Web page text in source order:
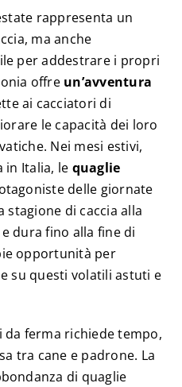
rappresenta un
ma anche
per addestrare i propri
offre un’avventura
ai cacciatori di
le capacità dei loro
Nei mesi estivi,
in Italia, le quaglie
delle giornate
stagione di caccia alla
dura fino alla fine di
opportunità per
su questi volatili astuti e
da ferma richiede tempo,
tra cane e padrone. La
di quaglie